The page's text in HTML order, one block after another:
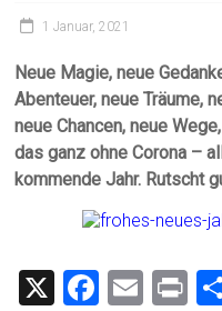
1 Januar, 2021
Neue Magie, neue
Abenteuer, neue Träume,
neue Chancen, neue
das ganz ohne Corona –
kommende Jahr. Rutscht
X
F
E
Pr